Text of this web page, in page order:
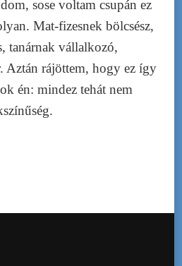
sose voltam csupán ez
Mat-fizesnek bölcsész,
tanárnak vállalkozó,
Aztán rájöttem, hogy ez így
én: mindez tehát nem